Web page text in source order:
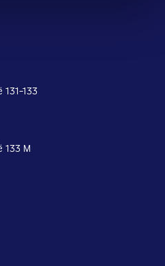
133
133 M